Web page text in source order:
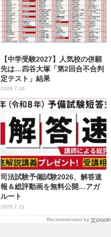
【中学受験2027】人気校の併願
先は…四谷大塚「第2回合不合判
定テスト」結果
2026.7.16
司法試験予備試験2026、解答速
報＆総評動画を無料公開…アガ
ルート
2026.7.21
Recommended by